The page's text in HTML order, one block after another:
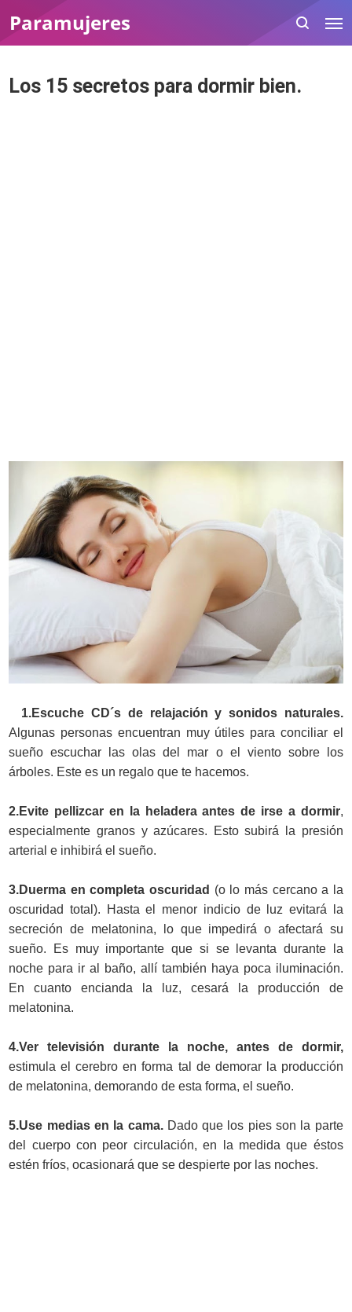
Paramujeres
Los 15 secretos para dormir bien.
1.Escuche CD´s de relajación y sonidos naturales.
Algunas personas encuentran muy útiles para conciliar el
sueño escuchar las olas del mar o el viento sobre los
árboles. Este es un regalo que te hacemos.
2.Evite pellizcar en la heladera antes de irse a dormir,
especialmente granos y azúcares. Esto subirá la presión
arterial e inhibirá el sueño.
3.Duerma en completa oscuridad (o lo más cercano a la
oscuridad total). Hasta el menor indicio de luz evitará la
secreción de melatonina, lo que impedirá o afectará su
sueño. Es muy importante que si se levanta durante la
noche para ir al baño, allí también haya poca iluminación.
En cuanto encianda la luz, cesará la producción de
melatonina.
4.Ver televisión durante la noche, antes de dormir,
estimula el cerebro en forma tal de demorar la producción
de melatonina, demorando de esta forma, el sueño.
5.Use medias en la cama. Dado que los pies son la parte
del cuerpo con peor circulación, en la medida que éstos
estén fríos, ocasionará que se despierte por las noches.